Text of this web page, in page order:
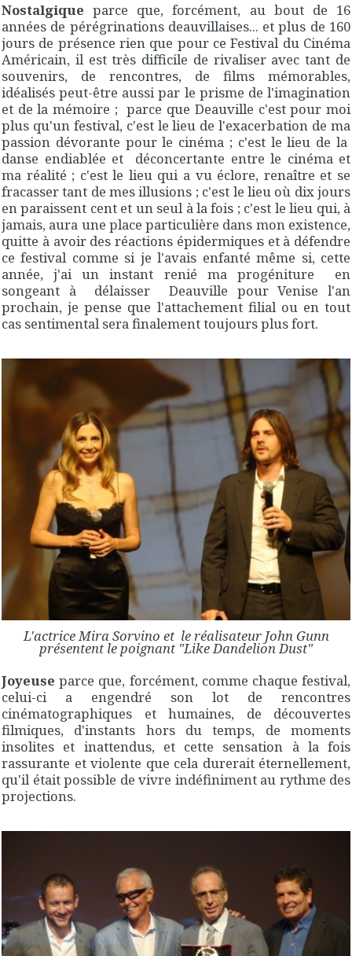
Nostalgique parce que, forcément, au bout de 16
années de pérégrinations deauvillaises... et plus de 160
jours de présence rien que pour ce Festival du Cinéma
Américain, il est très difficile de rivaliser avec tant de
souvenirs, de rencontres, de films mémorables,
idéalisés peut-être aussi par le prisme de l'imagination
et de la mémoire ; parce que Deauville c'est pour moi
plus qu'un festival, c'est le lieu de l'exacerbation de ma
passion dévorante pour le cinéma ; c'est le lieu de la
danse endiablée et déconcertante entre le cinéma et
ma réalité ; c'est le lieu qui a vu éclore, renaître et se
fracasser tant de mes illusions ; c'est le lieu où dix jours
en paraissent cent et un seul à la fois ; c'est le lieu qui, à
jamais, aura une place particulière dans mon existence,
quitte à avoir des réactions épidermiques et à défendre
ce festival comme si je l'avais enfanté même si, cette
année, j'ai un instant renié ma progéniture en
songeant à délaisser Deauville pour Venise l'an
prochain, je pense que l'attachement filial ou en tout
cas sentimental sera finalement toujours plus fort.
L'actrice Mira Sorvino et le réalisateur John Gunn
présentent le poignant "Like Dandelion Dust"
Joyeuse parce que, forcément, comme chaque festival,
celui-ci a engendré son lot de rencontres
cinématographiques et humaines, de découvertes
filmiques, d'instants hors du temps, de moments
insolites et inattendus, et cette sensation à la fois
rassurante et violente que cela durerait éternellement,
qu'il était possible de vivre indéfiniment au rythme des
projections.